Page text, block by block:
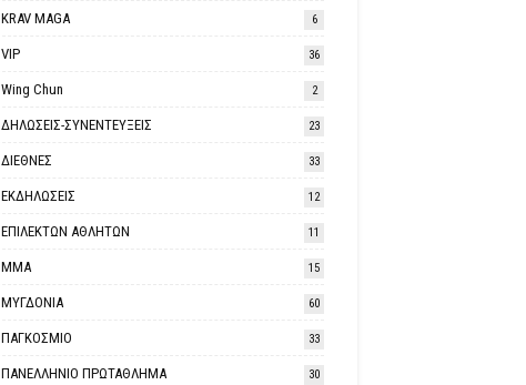
KRAV MAGA 6
VIP 36
Wing Chun 2
ΔΗΛΩΣΕΙΣ-ΣΥΝΕΝΤΕΥΞΕΙΣ 23
ΔΙΕΘΝΕΣ 33
ΕΚΔΗΛΩΣΕΙΣ 12
ΕΠΙΛΕΚΤΩΝ ΑΘΛΗΤΩΝ 11
ΜΜΑ 15
ΜΥΓΔΟΝΙΑ 60
ΠΑΓΚΟΣΜΙΟ 33
ΠΑΝΕΛΛΗΝΙΟ ΠΡΩΤΑΘΛΗΜΑ 30